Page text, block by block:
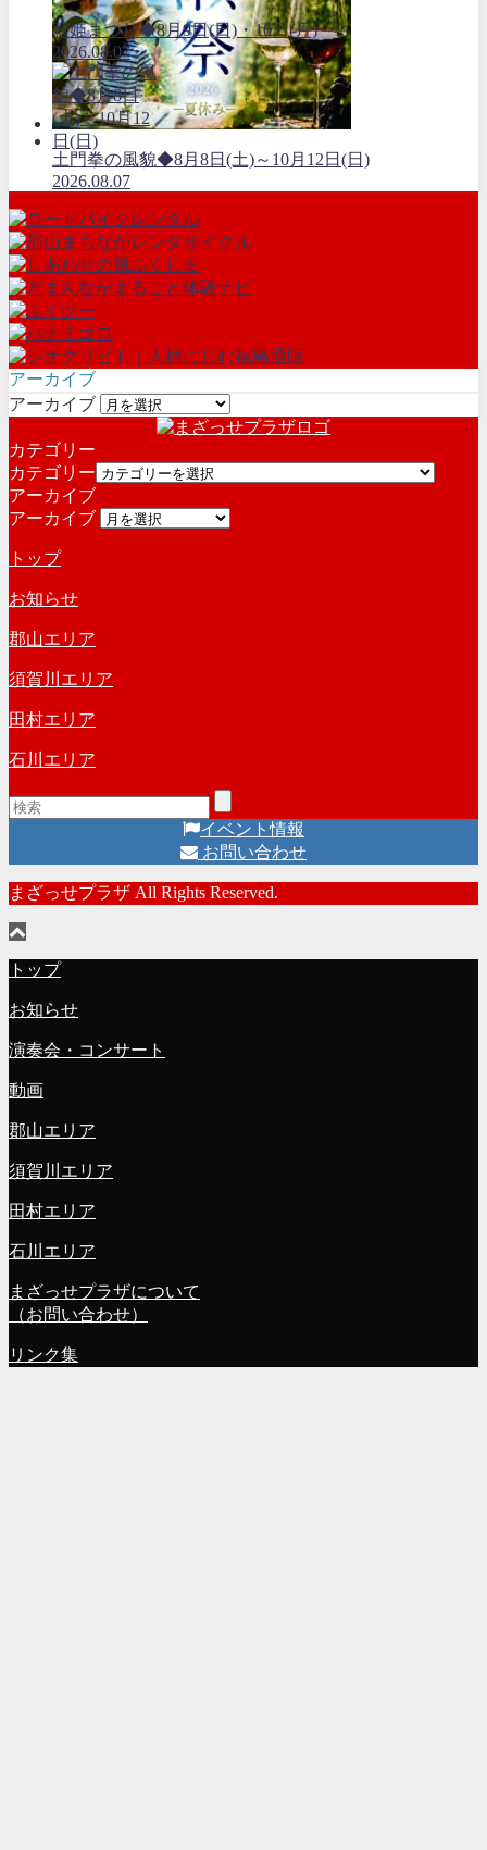
萩姫まつり◆8月9日(日)・10日(月)
2026.08.07
土門拳の風貌◆8月8日(土)～10月12日(日)
2026.08.07
アーカイブ
アーカイブ
カテゴリー
カテゴリー
アーカイブ
アーカイブ
トップ
お知らせ
郡山エリア
須賀川エリア
田村エリア
石川エリア
イベント情報
お問い合わせ
まざっせプラザ All Rights Reserved.
トップ
お知らせ
演奏会・コンサート
動画
郡山エリア
須賀川エリア
田村エリア
石川エリア
まざっせプラザについて
（お問い合わせ）
リンク集